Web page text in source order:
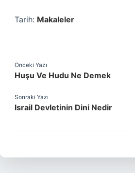
Tarih: Makaleler
Önceki Yazı
Huşu Ve Hudu Ne Demek
Sonraki Yazı
Israil Devletinin Dini Nedir